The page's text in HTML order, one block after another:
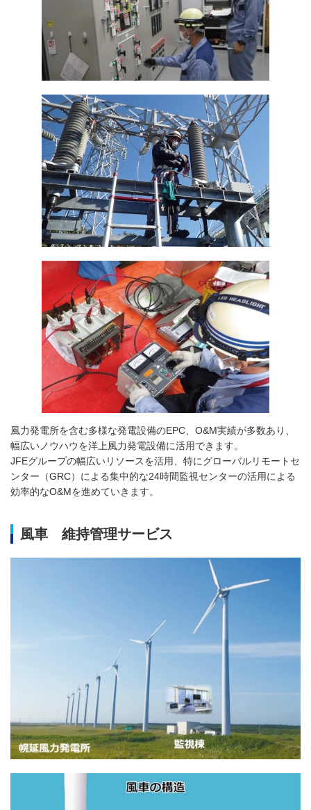
風力発電所を含む多様な発電設備のEPC、O&M実績が多数あり、
幅広いノウハウを洋上風力発電設備に活用できます。
JFEグループの幅広いリソースを活用、特にグローバルリモートセ
ンター（GRC）による集中的な24時間監視センターの活用による
効率的なO&Mを進めていきます。
風車 維持管理サービス